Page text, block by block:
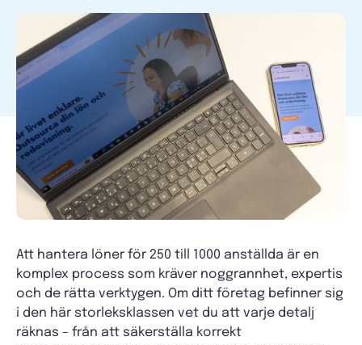
Att hantera löner för 250 till 1000 anställda är en
komplex process som kräver noggrannhet, expertis
och de rätta verktygen. Om ditt företag befinner sig
i den här storleksklassen vet du att varje detalj
räknas – från att säkerställa korrekt